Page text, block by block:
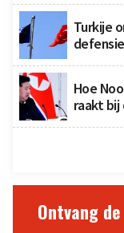
Turkije
Hoe
raakt bij
Ontvang